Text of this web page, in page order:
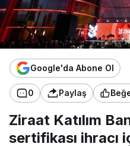
Google'da Abone Ol
0 Paylaş
Ziraat Katılım
sertifikası ihracı